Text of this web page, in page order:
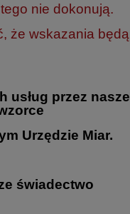
nie dokonują.
że wskazania będą
usług przez nasze
Urzędzie Miar.
świadectwo